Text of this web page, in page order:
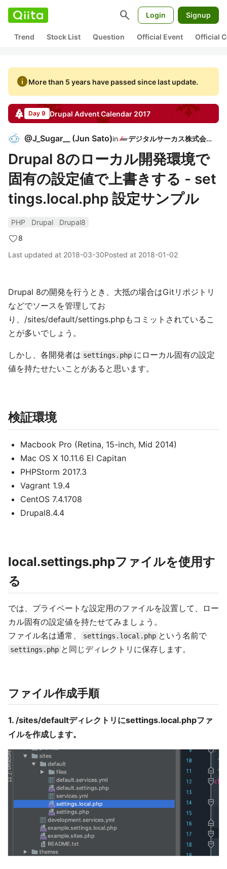
search Login Signup
Trend Stock List Question Official Event Official
infoMore than 5 years have passed since last update.
Day 9 Drupal Advent Calendar 2017
@J_Sugar__ (Jun Sato)in デジタルサーカス株式会社
Drupal 8のローカル開発環境で
固有の設定値で上書きする - set
tings.local.php 設定サンプル
PHP Drupal
Drupal8
8
Last updated at 2018-03-30Posted at 2018-01-02
Drupal 8の開発を行うとき、大抵の場合はGitリポジトリ
などでソースを管理してお
り、/sites/default/settings.phpもコミットされているこ
とが多いでしょう。
しかし、各開発者は settings.php にローカル固有の設定
値を持たせたいことがあると思います。
検証環境
Macbook Pro (Retina, 15-inch, Mid 2014)
Mac OS X 10.11.6 El Capitan
PHPStorm 2017.3
Vagrant 1.9.4
CentOS 7.4.1708
Drupal8.4.4
local.settings.phpファイルを使用す
る
では、プライベートな設定用のファイルを設置して、ロー
カル固有の設定値を持たせてみましょう。
ファイル名は通常、
settings.local.php という名前で
settings.php と同じディレクトリに保存します。
ファイル作成手順
1. /sites/defaultディレクトリにsettings.local.phpファ
イルを作成します。